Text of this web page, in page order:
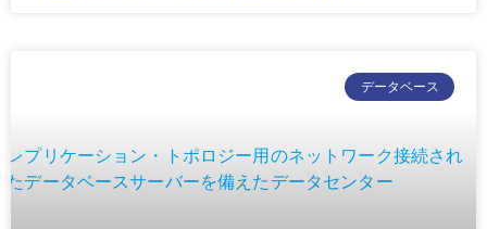
データベース